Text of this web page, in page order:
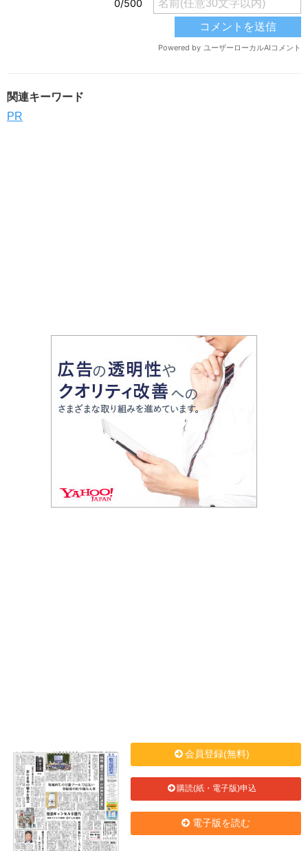
関連キーワード
PR
会員登録(無料)
購読(紙・電子版)申込
電子版を読む